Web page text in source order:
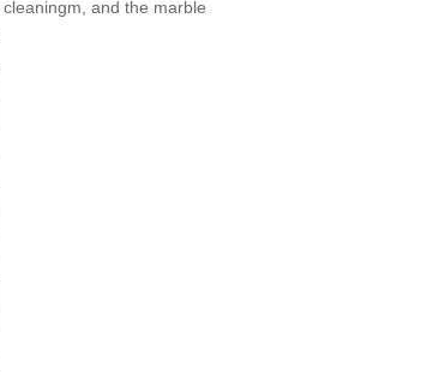
and the marble